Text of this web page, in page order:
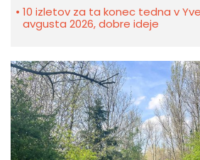
10 izletov za ta konec tedna v
avgusta 2026, dobre ideje